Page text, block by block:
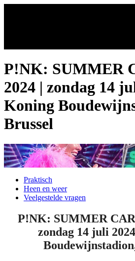
P!NK: SUMMER
2024 | zondag 14
Koning
Brussel
Praktisch
Heen en weer
Veelgestelde vragen
P!NK: SUMMER
zondag 14 juli